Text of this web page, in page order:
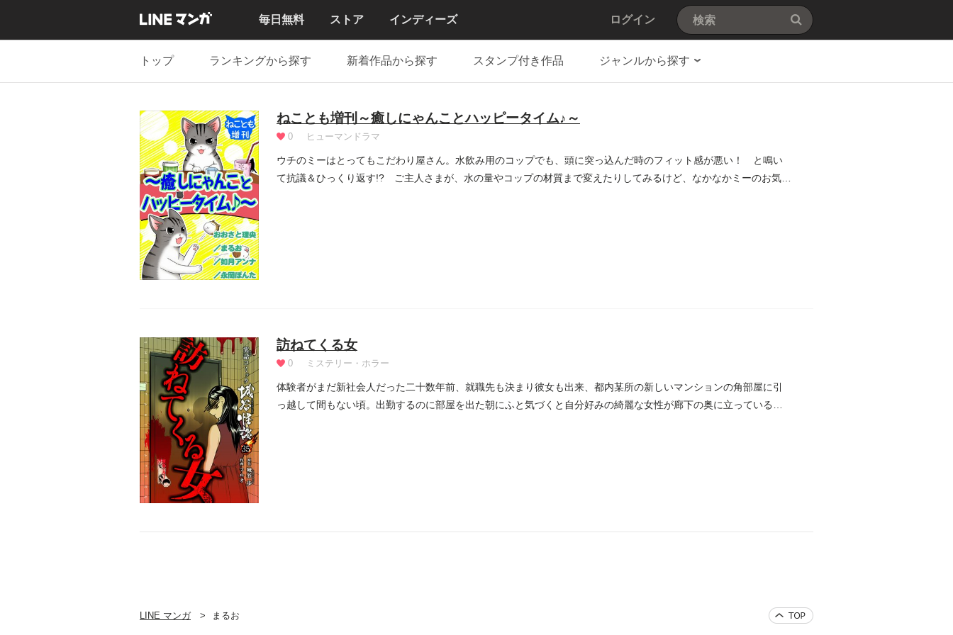
毎日無料 ストア インディーズ ログイン
トップ ランキングから探す 新着作品から探す スタンプ付き作品 ジャンルから探す
ねことも増刊～癒しにゃんことハッピータイム♪～
0 ヒューマンドラマ
ウチのミーはとってもこだわり屋さん。水飲み用のコップでも、頭に突っ込んだ時のフィット感が悪い！ と鳴い
て抗議＆ひっくり返す!? ご主人さまが、水の量やコップの材質まで変えたりしてみるけど、なかなかミーのお気に
訪ねてくる女
0 ミステリー・ホラー
体験者がまだ新社会人だった二十数年前、就職先も決まり彼女も出来、都内某所の新しいマンションの角部屋に引
っ越して間もない頃。出勤するのに部屋を出た朝にふと気づくと自分好みの綺麗な女性が廊下の奥に立っているの
LINE マンガ まるお